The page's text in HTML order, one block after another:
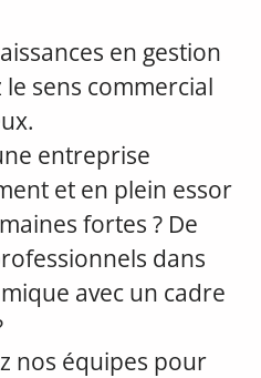
en gestion
sens commercial
entreprise
et en plein essor
fortes ? De
dans
avec un cadre
nos équipes pour